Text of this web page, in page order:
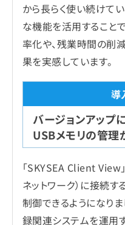
から長らく使い続けて
な機能を活用すること
率化や、残業時間の削
果を実感しています。
バージョンアップ
USBメモリの管理
「SKYSEA Client View
ネットワーク）に接続
制御できるようになり
録関連システムを運用